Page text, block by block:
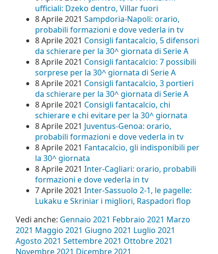
ufficiali: Dzeko dentro, Villar fuori
8 Aprile 2021 Sampdoria-Napoli: orario,
probabili formazioni e dove vederla in tv
8 Aprile 2021 Consigli fantacalcio, 5 difensori
da schierare per la 30^ giornata di Serie A
8 Aprile 2021 Consigli fantacalcio: 7 possibili
sorprese per la 30^ giornata di Serie A
8 Aprile 2021 Consigli fantacalcio, 3 portieri
da schierare per la 30^ giornata di Serie A
8 Aprile 2021 Consigli fantacalcio, chi
schierare e chi evitare per la 30^ giornata
8 Aprile 2021 Juventus-Genoa: orario,
probabili formazioni e dove vederla in tv
8 Aprile 2021 Fantacalcio, gli indisponibili per
la 30^ giornata
8 Aprile 2021 Inter-Cagliari: orario, probabili
formazioni e dove vederla in tv
7 Aprile 2021 Inter-Sassuolo 2-1, le pagelle:
Lukaku e Skriniar i migliori, Raspadori flop
Vedi anche: Gennaio 2021 Febbraio 2021 Marzo
2021 Maggio 2021 Giugno 2021 Luglio 2021
Agosto 2021 Settembre 2021 Ottobre 2021
Novembre 2021 Dicembre 2021